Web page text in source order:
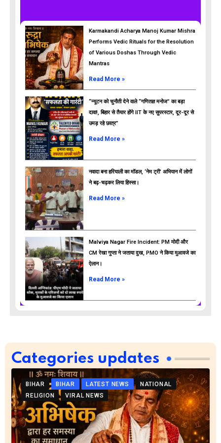
ads
Karmakandi Acharya Manoj Kumar Mishra
Performs Vedic Rituals for the Resolution
of Various Doshas Through Vedic
Mantras
Read More »
“न्यूटन को चुनौती देने वाले “गणितज्ञ मनोज” का बड़ा
दावा!, बिहार से तैयार होंगे IIT के नए सुपरस्टार, दूर-दूर से
उमड़ रहे छात्र”
Read More »
नवादा बना हरियाली का मॉडल, ‘नेम ट्री’ अभियान में लोगों
ने बढ़-चढ़कर लिया हिस्सा।
Read More »
Malviya Nagar Fire Incident: PM मोदी और
CM रेखा गुप्ता ने जताया दुख, PMO ने किया मुआवजे का
ऐलान।
Read More »
Categories updates
BIHAR BIHAR LATEST NEWS
NATIONAL
RELIGION
VIRAL NEWS